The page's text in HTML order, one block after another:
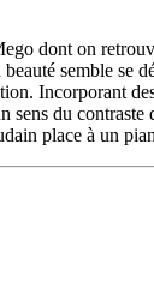
dont on
semble se
Incorporant
sens du
place à un